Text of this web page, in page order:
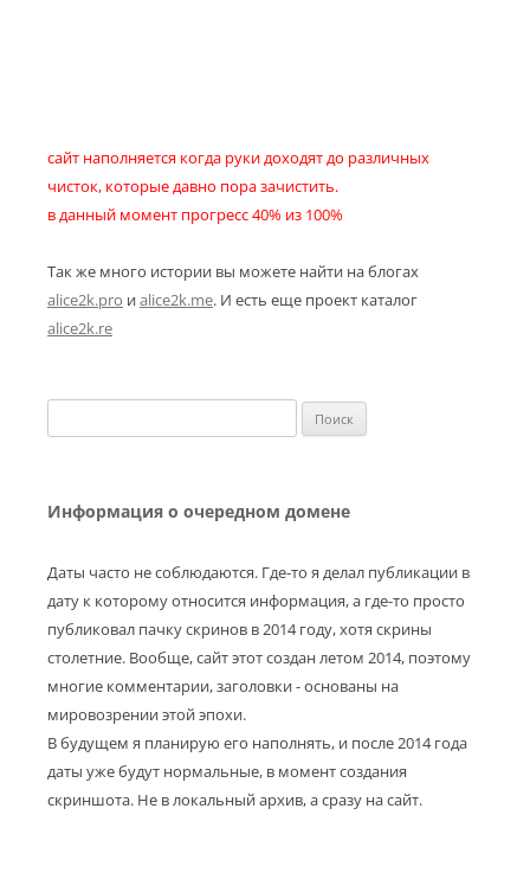
сайт наполняется когда руки доходят до различных
чисток, которые давно пора зачистить.
в данный момент прогресс 40% из 100%
Так же много истории вы можете найти на блогах
alice2k.pro иalice2k.me. И есть еще проект каталог
alice2k.re
Информация о очередном домене
Даты часто не соблюдаются. Где-то я делал публикации в
дату к которому относится информация, а где-то просто
публиковал пачку скринов в 2014 году, хотя скрины
столетние. Вообще, сайт этот создан летом 2014, поэтому
многие комментарии, заголовки - основаны на
мировозрении этой эпохи.
В будущем я планирую его наполнять, и после 2014 года
даты уже будут нормальные, в момент создания
скриншота. Не в локальный архив, а сразу на сайт.